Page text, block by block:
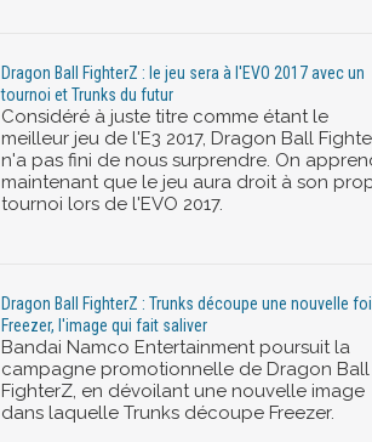
Dragon Ball FighterZ : le jeu sera à l'EVO 2017 avec un
tournoi et Trunks du futur
Considéré à juste titre comme étant le
meilleur jeu de l'E3 2017, Dragon Ball
n'a pas fini de nous surprendre. On
maintenant que le jeu aura droit à son
tournoi lors de l'EVO 2017.
Dragon Ball FighterZ : Trunks découpe une nouvelle
Freezer, l'image qui fait saliver
Bandai Namco Entertainment poursuit la
campagne promotionnelle de Dragon Ball
FighterZ, en dévoilant une nouvelle image
dans laquelle Trunks découpe Freezer.